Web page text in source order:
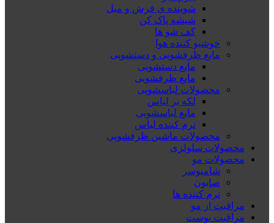
شوینده ی فرش و مبل
شیشه پاک کن
کف شو ها
خوشبو کننده هوا
مایع ظرفشویی و دستشویی
مایع دستشویی
مایع ظرفشویی
محصولات لباسشویی
لکه بر لباس
مایع لباسشویی
نرم کننده لباس
محصولات ماشین ظرفشویی
محصولات سلولزی
محصولات مو
شامپوسر
صابون
نرم کننده ها
مراقبت از مو
مراقبت پوست